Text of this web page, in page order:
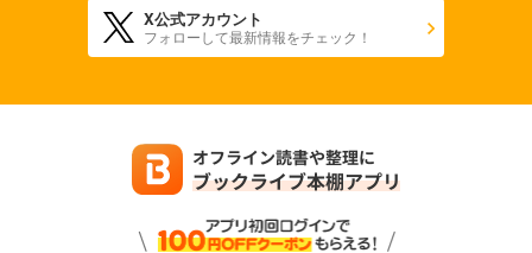
X公式アカウント
フォローして最新情報をチェック！